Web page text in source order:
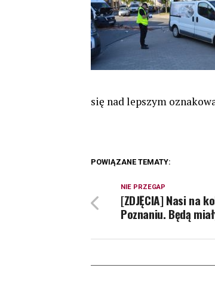
się nad lepszym
POWIĄZANE TEMATY:
NIE PRZEGAP
[ZDJĘCIA] Nasi na
Poznaniu. Będą